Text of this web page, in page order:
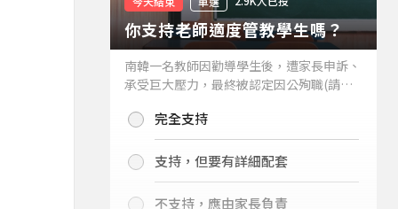
你支持老師適度管教學生嗎？
南韓一名教師因勸導學生後，遭家長申訴、
承受巨大壓力，最終被認定因公殉職(請見
你支持老師適度管教學生嗎？
完全支持
支持，但要有詳細配套
不支持，應由家長負責